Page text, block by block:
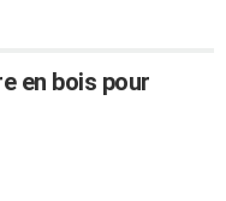
en bois pour